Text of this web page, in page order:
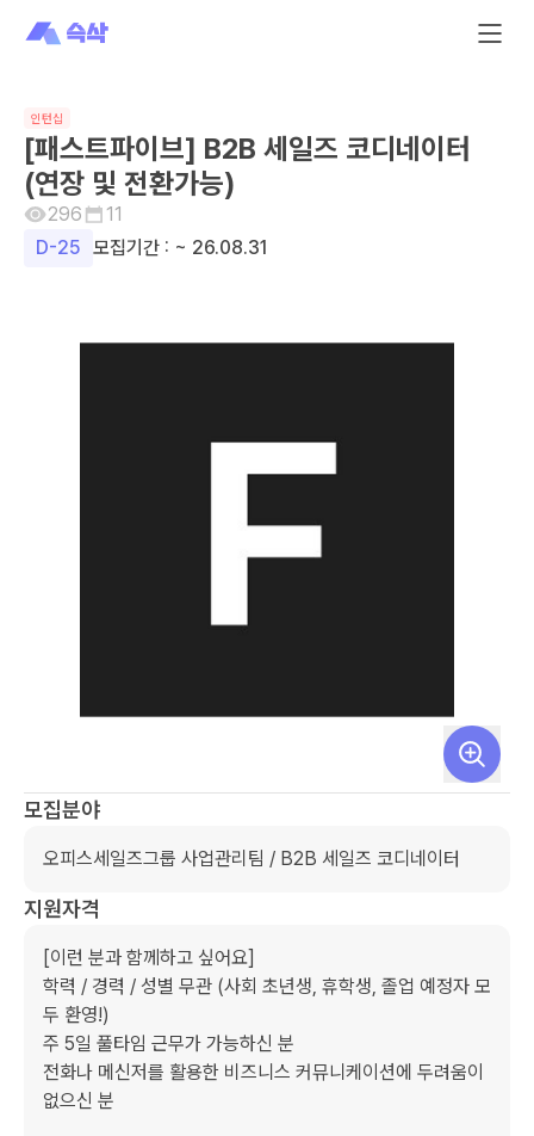
인턴십
[패스트파이브] B2B 세일즈 코디네이터
(연장 및 전환가능)
296
11
D-25 모집기간 : ~ 26.08.31
모집분야
오피스세일즈그룹 사업관리팀 / B2B 세일즈 코디네이터
지원자격
[이런 분과 함께하고 싶어요]
학력 / 경력 / 성별 무관 (사회 초년생, 휴학생, 졸업 예정자 모
두 환영!)
주 5일 풀타임 근무가 가능하신 분
전화나 메신저를 활용한 비즈니스 커뮤니케이션에 두려움이
없으신 분